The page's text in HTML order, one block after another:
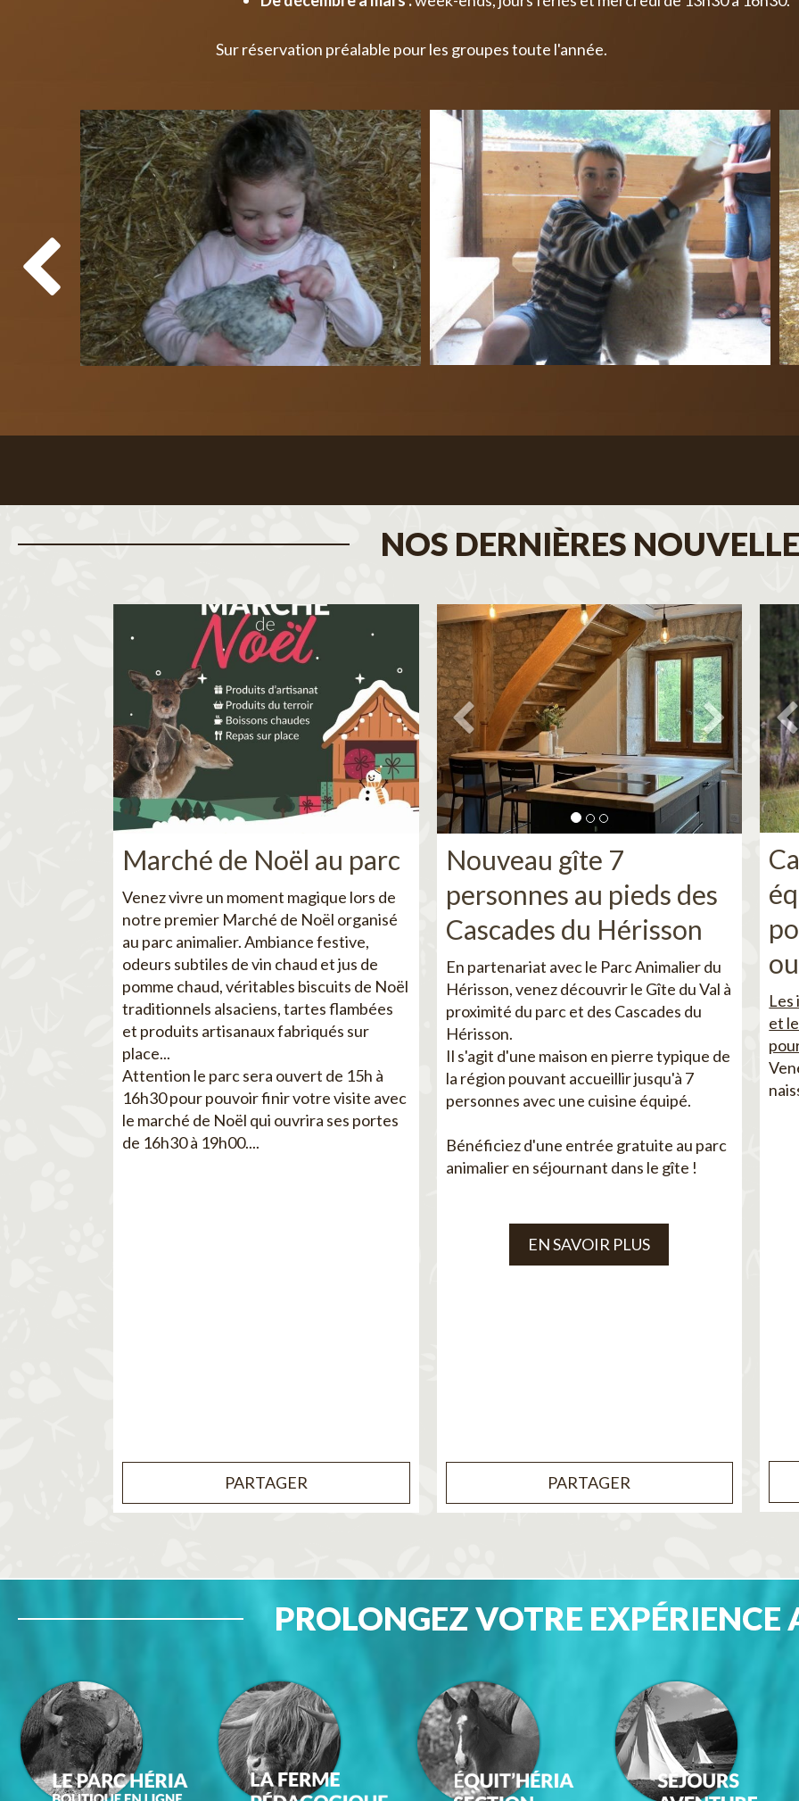
Sur réservation préalable pour les groupes toute l'année.
NOS DERNIÈRES
Marché de Noël au parc
Venez vivre un moment magique lors de
notre premier Marché de Noël organisé
au parc animalier. Ambiance festive,
odeurs subtiles de vin chaud et jus de
pomme chaud, véritables biscuits de Noël
traditionnels alsaciens, tartes flambées
et produits artisanaux fabriqués sur
place...
Attention le parc sera ouvert de 15h à
16h30 pour pouvoir finir votre visite avec
le marché de Noël qui ouvrira ses portes
de 16h30 à 19h00....
PARTAGER
Nouveau gîte 7
personnes au pieds des
Cascades du Hérisson
En partenariat avec le Parc Animalier du
Hérisson, venez découvrir le Gîte du Val à
proximité du parc et des Cascades du
Hérisson.
Il s'agit d'une maison en pierre typique de
la région pouvant accueillir jusqu'à 7
personnes avec une cuisine équipé.
Bénéficiez d'une entrée gratuite au parc
animalier en séjournant dans le gîte !
EN SAVOIR PLUS
PARTAGER
Les
et
PROLONGEZ VOTRE EXPÉRIENCE